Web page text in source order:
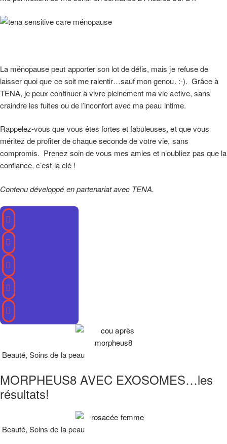
La ménopause peut apporter son lot de défis, mais je refuse de
laisser quoi que ce soit me ralentir…sauf mon genou. :-). Grâce à
TENA, je peux continuer à vivre pleinement ma vie active, sans
craindre les fuites ou de l’inconfort avec ma peau intime.
Rappelez-vous que vous êtes fortes et fabuleuses, et que vous
méritez de profiter de chaque seconde de votre vie, sans
compromis. Prenez soin de vous mes amies et n’oubliez pas que la
confiance, c’est la clé !
Contenu développé en partenariat avec TENA.
Beauté,Soins de la peau
MORPHEUS8 AVEC EXOSOMES…les
résultats!
Beauté,Soins de la peau